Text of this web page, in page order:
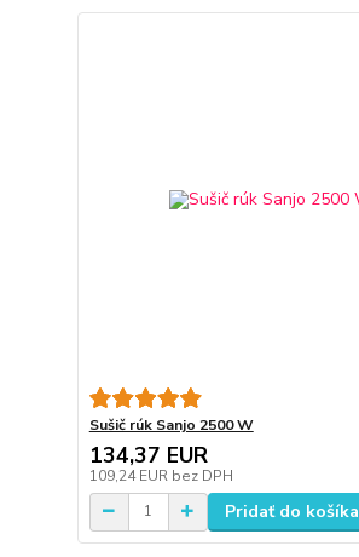
Sušič rúk Sanjo 2500 W
134,37 EUR
109,24 EUR bez DPH
Pridať do košíka